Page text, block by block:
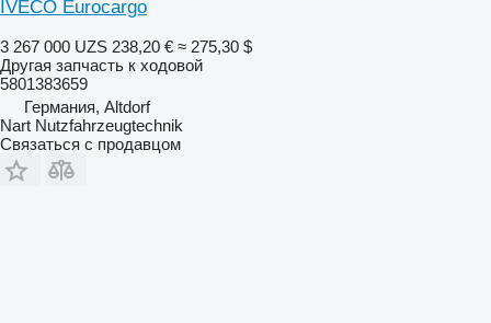
IVECO Eurocargo
3 267 000 UZS 238,20 € ≈ 275,30 $
Другая запчасть к ходовой
5801383659
Германия, Altdorf
Nart Nutzfahrzeugtechnik
Связаться с продавцом